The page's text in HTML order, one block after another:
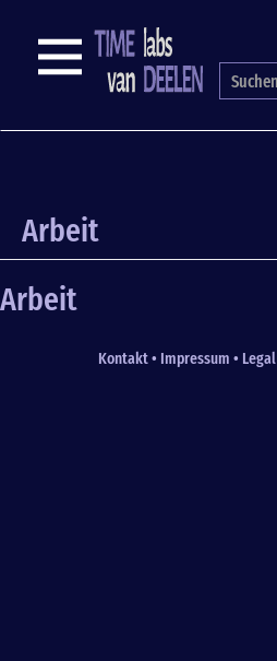
content
NAVIGATION
Arbeit
Arbeit
Fußzeile
Kontakt • Impressum • Legal